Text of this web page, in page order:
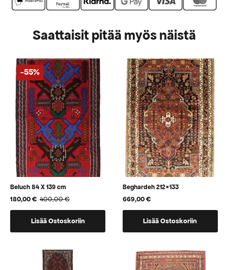
Saattaisit pitää myös näistä
-55%
Beluch 84 X 139 cm
400,00€
Alkuperäinen
hinta
180,00€
Nykyinen
hinta
Lisää Ostoskoriin
Beghardeh 212×133
669,00€
Lisää Ostoskoriin